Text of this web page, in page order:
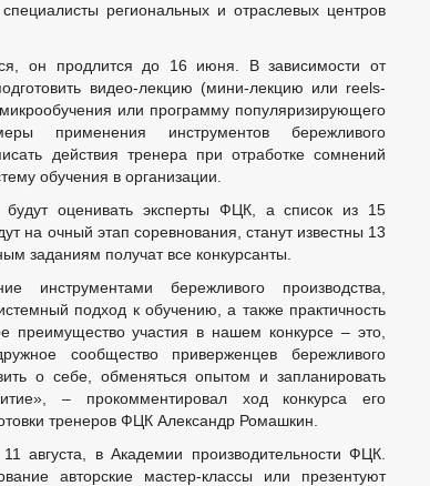
региональных и отраслевых центров
он продлится до 16 июня. В зависимости от
видео-лекцию (мини-лекцию или reels-
или программу популяризирующего
применения инструментов бережливого
действия тренера при отработке сомнений
обучения в организации.
оценивать эксперты ФЦК, а список из 15
на очный этап соревнования, станут известны 13
заданиям получат все конкурсанты.
инструментами бережливого производства,
подход к обучению, а также практичность
преимущество участия в нашем конкурсе – это,
сообщество приверженцев бережливого
о себе, обменяться опытом и запланировать
– прокомментировал ход конкурса его
тренеров ФЦК Александр Ромашкин.
августа, в Академии производительности ФЦК.
авторские мастер-классы или презентуют